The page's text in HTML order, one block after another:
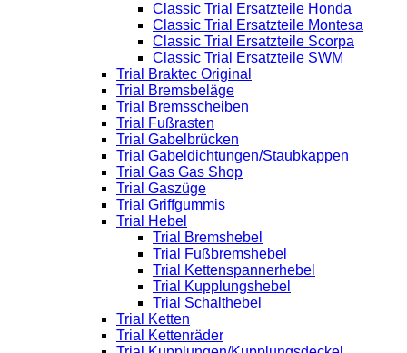
Classic Trial Ersatzteile Honda
Classic Trial Ersatzteile Montesa
Classic Trial Ersatzteile Scorpa
Classic Trial Ersatzteile SWM
Trial Braktec Original
Trial Bremsbeläge
Trial Bremsscheiben
Trial Fußrasten
Trial Gabelbrücken
Trial Gabeldichtungen/Staubkappen
Trial Gas Gas Shop
Trial Gaszüge
Trial Griffgummis
Trial Hebel
Trial Bremshebel
Trial Fußbremshebel
Trial Kettenspannerhebel
Trial Kupplungshebel
Trial Schalthebel
Trial Ketten
Trial Kettenräder